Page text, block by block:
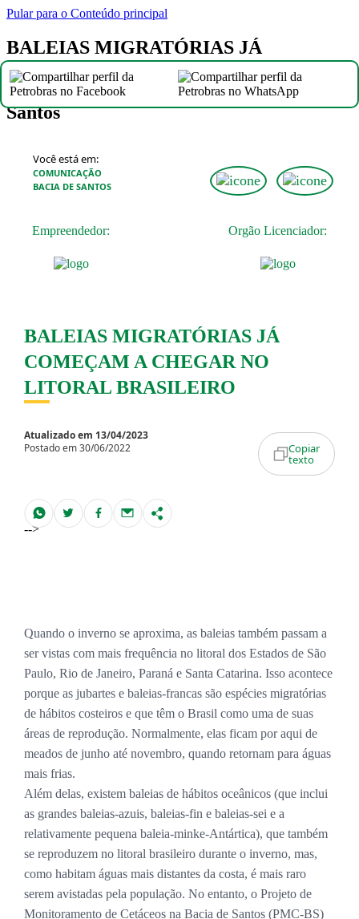
Pular para o Conteúdo principal
BALEIAS MIGRATÓRIAS JÁ
COMEÇAM A CHEGAR NO LITORAL
BRASILEIRO | Comunica Bacia de
Santos
Você está em:
COMUNICAÇÃO
BACIA DE SANTOS
Empreendedor: Orgão Licenciador:
BALEIAS MIGRATÓRIAS JÁ
COMEÇAM A CHEGAR NO
LITORAL BRASILEIRO
Atualizado em 13/04/2023
Postado em 30/06/2022
Copiar
texto
-->
Quando o inverno se aproxima, as baleias também passam a
ser vistas com mais frequência no litoral dos Estados de São
Paulo, Rio de Janeiro, Paraná e Santa Catarina. Isso acontece
porque as jubartes e baleias-francas são espécies migratórias
de hábitos costeiros e que têm o Brasil como uma de suas
áreas de reprodução. Normalmente, elas ficam por aqui de
meados de junho até novembro, quando retornam para águas
mais frias.
Além delas, existem baleias de hábitos oceânicos (que inclui
as grandes baleias-azuis, baleias-fin e baleias-sei e a
relativamente pequena baleia-minke-Antártica), que também
se reproduzem no litoral brasileiro durante o inverno, mas,
como habitam águas mais distantes da costa, é mais raro
serem avistadas pela população. No entanto, o Projeto de
Monitoramento de Cetáceos na Bacia de Santos (PMC-BS)